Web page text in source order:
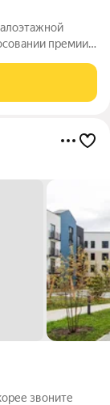
премии
европейский